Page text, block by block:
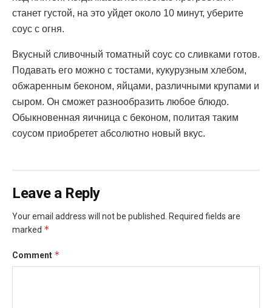
станет густой, на это уйдет около 10 минут, уберите
соус с огня.
Вкусный сливочный томатный соус со сливками готов.
Подавать его можно с тостами, кукурузным хлебом,
обжаренным беконом, яйцами, различными крупами и
сыром. Он сможет разнообразить любое блюдо.
Обыкновенная яичница с беконом, политая таким
соусом приобретет абсолютно новый вкус.
Leave a Reply
Your email address will not be published.
Required fields are
marked *
Comment *